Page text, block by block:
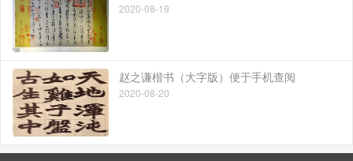
2020-08-19
赵之谦楷书（大字版）便于手机查阅
2020-08-20